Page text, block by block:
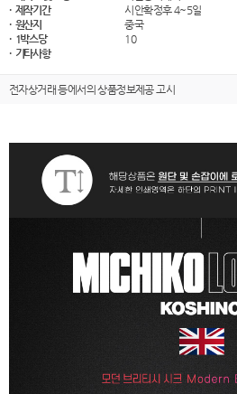
· 제작기간
시안확정후 4~5일
· 원산지
중국
· 1박스당
10
· 기타사항
전자상거래 등에서의 상품정보제공 고시